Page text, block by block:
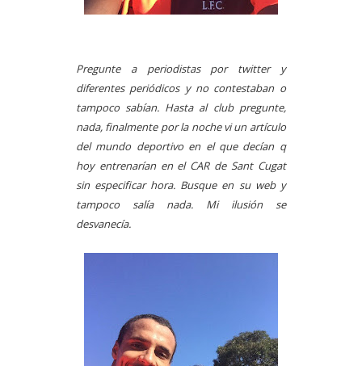
Pregunte a periodistas por twitter y
diferentes periódicos y no contestaban o
tampoco sabían. Hasta al club pregunte,
nada, finalmente por la noche vi un artículo
del mundo deportivo en el que decían q
hoy entrenarían en el CAR de Sant Cugat
sin especificar hora. Busque en su web y
tampoco salía nada. Mi ilusión se
desvanecía.